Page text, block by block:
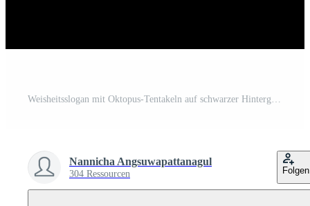
Weisheitsslogan mit Oktopus-Tentakeln auf schwarzer Hintergrundillustration Pro Vektor
Nannicha Angsuwapattanagul
304 Ressourcen Folgen